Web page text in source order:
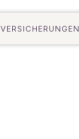
VERSICHERUNGEN